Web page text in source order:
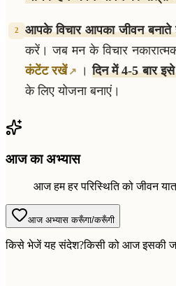
2 आपके विचार आपका जीवन
करें। जब मन के विचार
कंटेंट रखें
।दिन में 4-5 बार
के लिए योजना बनाएं।
आज का अभ्यास
आज हम हर परिस्थिति को जीवन
आज अभ्यास करूँगा/करूँगी
किसे भेजें यह संदेश?किसी को आज इसकी